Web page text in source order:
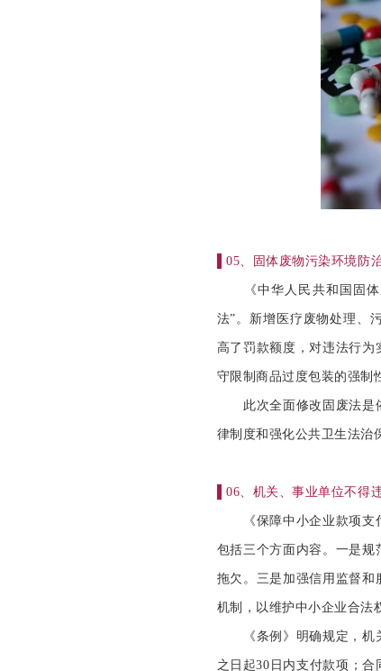
▌05、固体废物污染环境防
《中华人民共和国固体
法”。新增医疗废物处理、
高了罚款额度，对违法行
守限制商品过度包装的强制
此次全面修改固废法是依
律制度和强化公共卫生法治
▌06、机关、事业单位不得
《保障中小企业款项支付
包括三个方面内容。一是
拖欠。三是加强信用监督
机制，以维护中小企业合法
《条例》明确规定，机关
之日起30日内支付款项；